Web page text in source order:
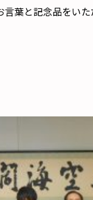
葉と記念品をいた